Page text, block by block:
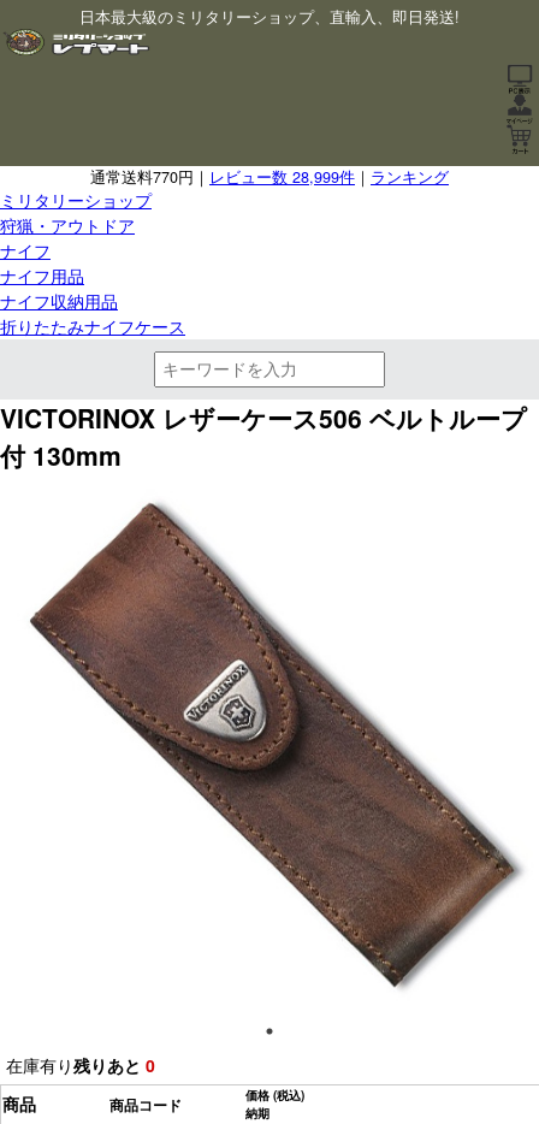
日本最大級のミリタリーショップ、直輸入、即日発送!
通常送料770円｜ レビュー数 28,999件 ｜ ランキング
ミリタリーショップ
狩猟・アウトドア
ナイフ
ナイフ用品
ナイフ収納用品
折りたたみナイフケース
VICTORINOX レザーケース506 ベルトループ
付 130mm
在庫有り残りあと 0
商品
商品コード 価格 (税込)
納期